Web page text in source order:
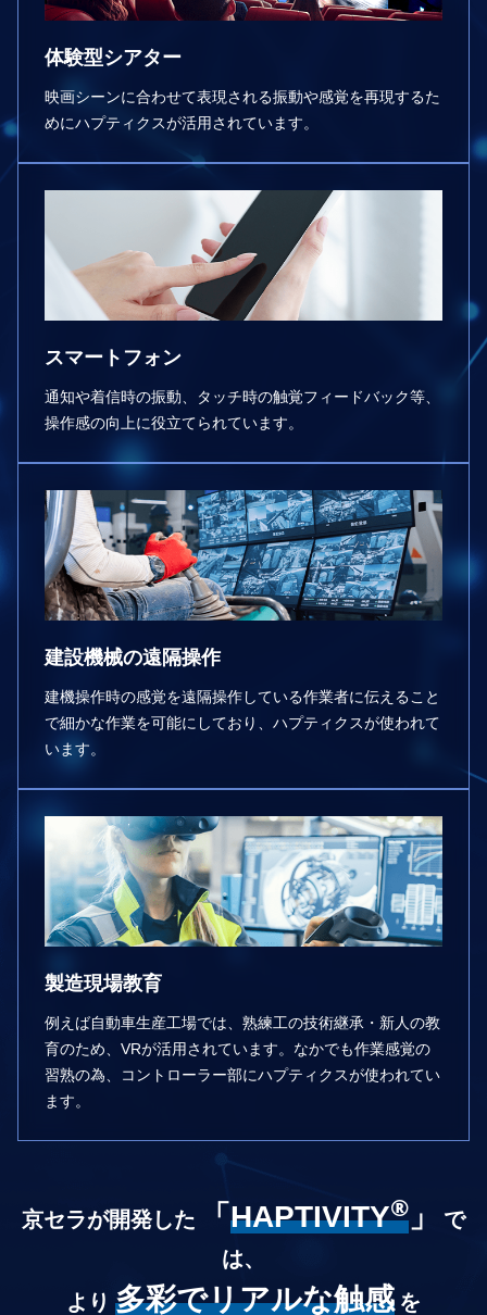
体験型シアター
映画シーンに合わせて表現される振動や感覚を再現するた
めにハプティクスが活⽤されています。
スマートフォン
通知や着信時の振動、タッチ時の触覚フィードバック等、
操作感の向上に役⽴てられています。
建設機械の遠隔操作
建機操作時の感覚を遠隔操作している作業者に伝えること
で細かな作業を可能にしており、ハプティクスが使われて
います。
製造現場教育
例えば⾃動⾞⽣産⼯場では、熟練⼯の技術継承・新⼈の教
育のため、VRが活⽤されています。なかでも作業感覚の
習熟の為、コントローラー部にハプティクスが使われてい
ます。
京セラが開発した 「 HAPTIVITY® 」
で
は、
より 多彩でリアルな触感 を